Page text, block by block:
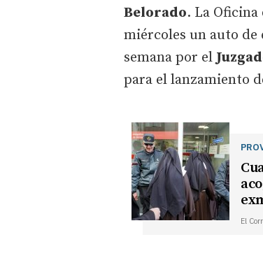
Belorado. La
miércoles un auto
semana por el
para el lanzamiento
El